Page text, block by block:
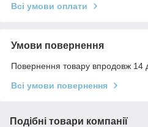
Всі умови оплати
Умови повернення
Повернення товару впродовж 14
Всі умови повернення
Подібні товари компанії